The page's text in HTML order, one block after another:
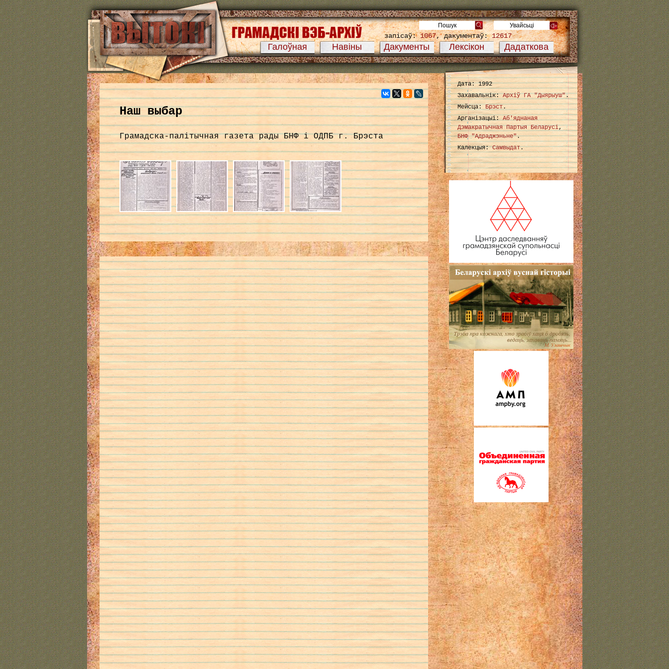
Галоўная Навіны Дакументы Лексікон Дадаткова
запісаў:1067, дакументаў:12617
Наш выбар
Грамадска-палітычная газета рады БНФ і ОДПБ г. Брэста
Дата: 1992
Захавальнік:Архіў ГА "Дыярыуш".
Мейсца:
Брэст.
Арганізацыі:Аб'яднаная
Дэмакратычная Партыя Беларусі,
БНФ "Адраджэньне".
Калекцыя:Самвыдат.